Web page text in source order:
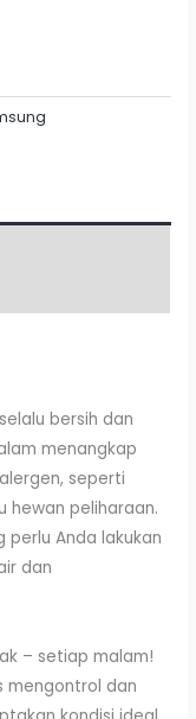
bersih dan
menangkap
seperti
hewan peliharaan.
perlu Anda lakukan
dan
– setiap malam!
mengontrol dan